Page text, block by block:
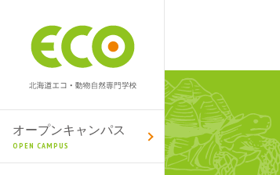
オープンキャンパス
OPEN CAMPUS